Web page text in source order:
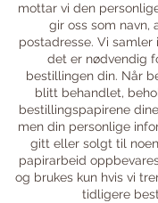
mottar vi den
gir oss som navn,
postadresse. Vi
det er nødvendig
bestillingen din. Når
blitt behandlet,
bestillingspapirene
men din personlige
gitt eller solgt til
papirarbeid
og brukes kun hvis vi
tidligere